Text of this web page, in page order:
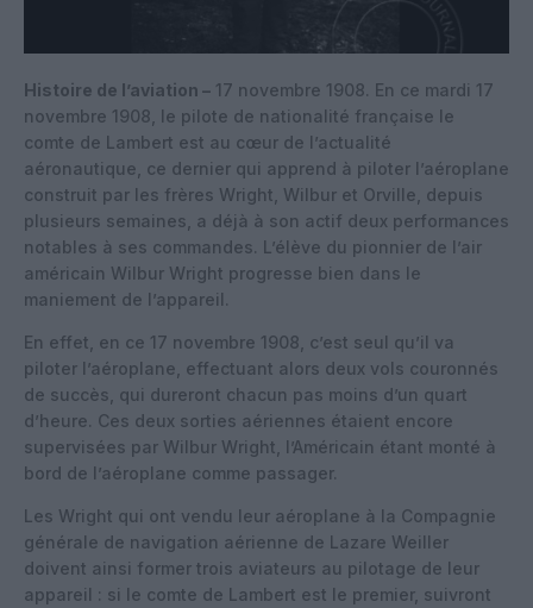
Histoire de l’aviation – 17 novembre 1908. En ce mardi 17
novembre 1908, le pilote de nationalité française le
comte de Lambert est au cœur de l’actualité
aéronautique, ce dernier qui apprend à piloter l’aéroplane
construit par les frères Wright, Wilbur et Orville, depuis
plusieurs semaines, a déjà à son actif deux performances
notables à ses commandes. L’élève du pionnier de l’air
américain Wilbur Wright progresse bien dans le
maniement de l’appareil.
En effet, en ce 17 novembre 1908, c’est seul qu’il va
piloter l’aéroplane, effectuant alors deux vols couronnés
de succès, qui dureront chacun pas moins d’un quart
d’heure. Ces deux sorties aériennes étaient encore
supervisées par Wilbur Wright, l’Américain étant monté à
bord de l’aéroplane comme passager.
Les Wright qui ont vendu leur aéroplane à la Compagnie
générale de navigation aérienne de Lazare Weiller
doivent ainsi former trois aviateurs au pilotage de leur
appareil : si le comte de Lambert est le premier, suivront